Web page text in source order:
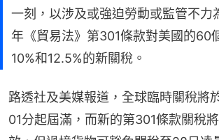
一刻，以涉及或強迫勞動或監管不力
年《貿易法》第301條款對美國的60
10%和12.5%的新關稅。
路透社及美媒報道，全球臨時關稅將
01分起屆滿，而新的第301條款關稅